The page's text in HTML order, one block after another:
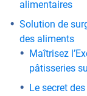
alimentaires
Solution de
des aliments
Maîtrisez
pâtisseries
Le secret